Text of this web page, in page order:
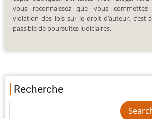
vous reconnaissez que vous commettez
violation des lois sur le droit d’auteur, c’est-
passible de poursuites judiciaires.
Recherche